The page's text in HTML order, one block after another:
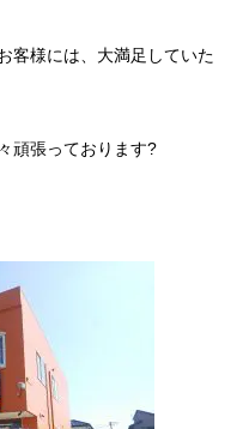
客様には、大満足していた
頑張っております?